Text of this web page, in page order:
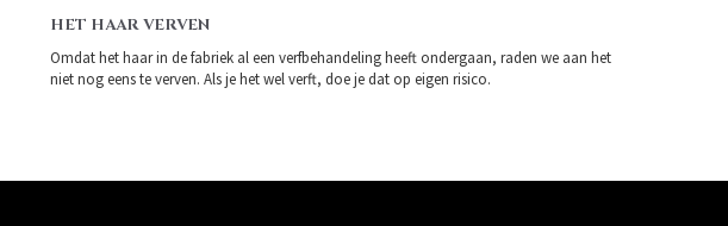
HET HAAR VERVEN
Omdat het haar in de fabriek al een verfbehandeling heeft ondergaan, raden we aan het
niet nog eens te verven. Als je het wel verft, doe je dat op eigen risico.